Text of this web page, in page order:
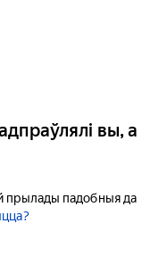
вы, а
прылады падобныя да